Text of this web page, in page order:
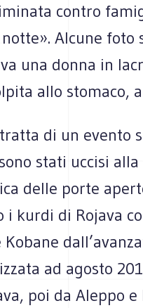
contro
Alcune foto
una donna in
allo stomaco,
di un evento
stati uccisi
delle porte
i kurdi di Rojava
Kobane
ad agosto
poi da Aleppo